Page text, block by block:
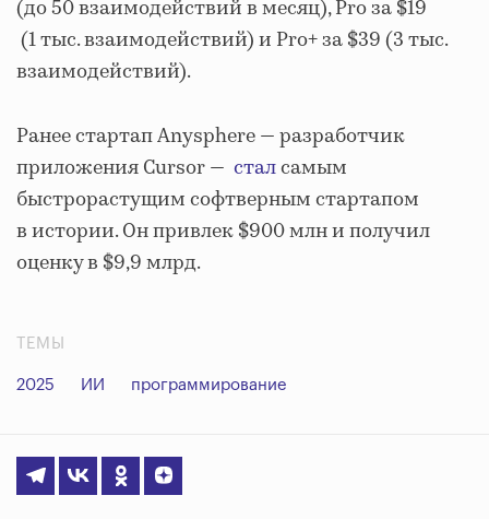
(до 50 взаимодействий в месяц), Pro за $19
(1 тыс. взаимодействий) и Pro+ за $39 (3 тыс.
взаимодействий).
Ранее стартап Anysphere — разработчик
приложения Cursor — сталсамым
быстрорастущим софтверным стартапом
в истории. Он привлек $900 млн и получил
оценку в $9,9 млрд.
ТЕМЫ
2025 ИИ программирование